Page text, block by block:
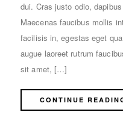
dui. Cras justo odio,
Maecenas faucibus mollis
facilisis in, egestas eget
augue laoreet rutrum
sit amet, […]
CONTINUE